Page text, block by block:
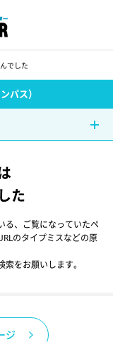
でした
パス）
た
る、ご覧になっていたペ
のタイプミスなどの原
をお願いします。
ジ